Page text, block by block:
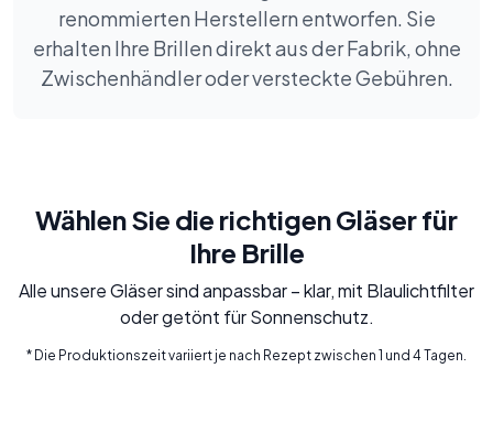
renommierten Herstellern entworfen. Sie
erhalten Ihre Brillen direkt aus der Fabrik, ohne
Zwischenhändler oder versteckte Gebühren.
Wählen Sie die richtigen Gläser für
Ihre Brille
Alle unsere Gläser sind anpassbar – klar, mit Blaulichtfilter
oder getönt für Sonnenschutz.
* Die Produktionszeit variiert je nach Rezept zwischen 1 und 4 Tagen.